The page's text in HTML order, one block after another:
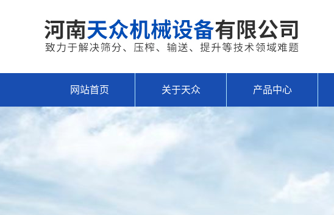
网站首页 关于天众 产品中心